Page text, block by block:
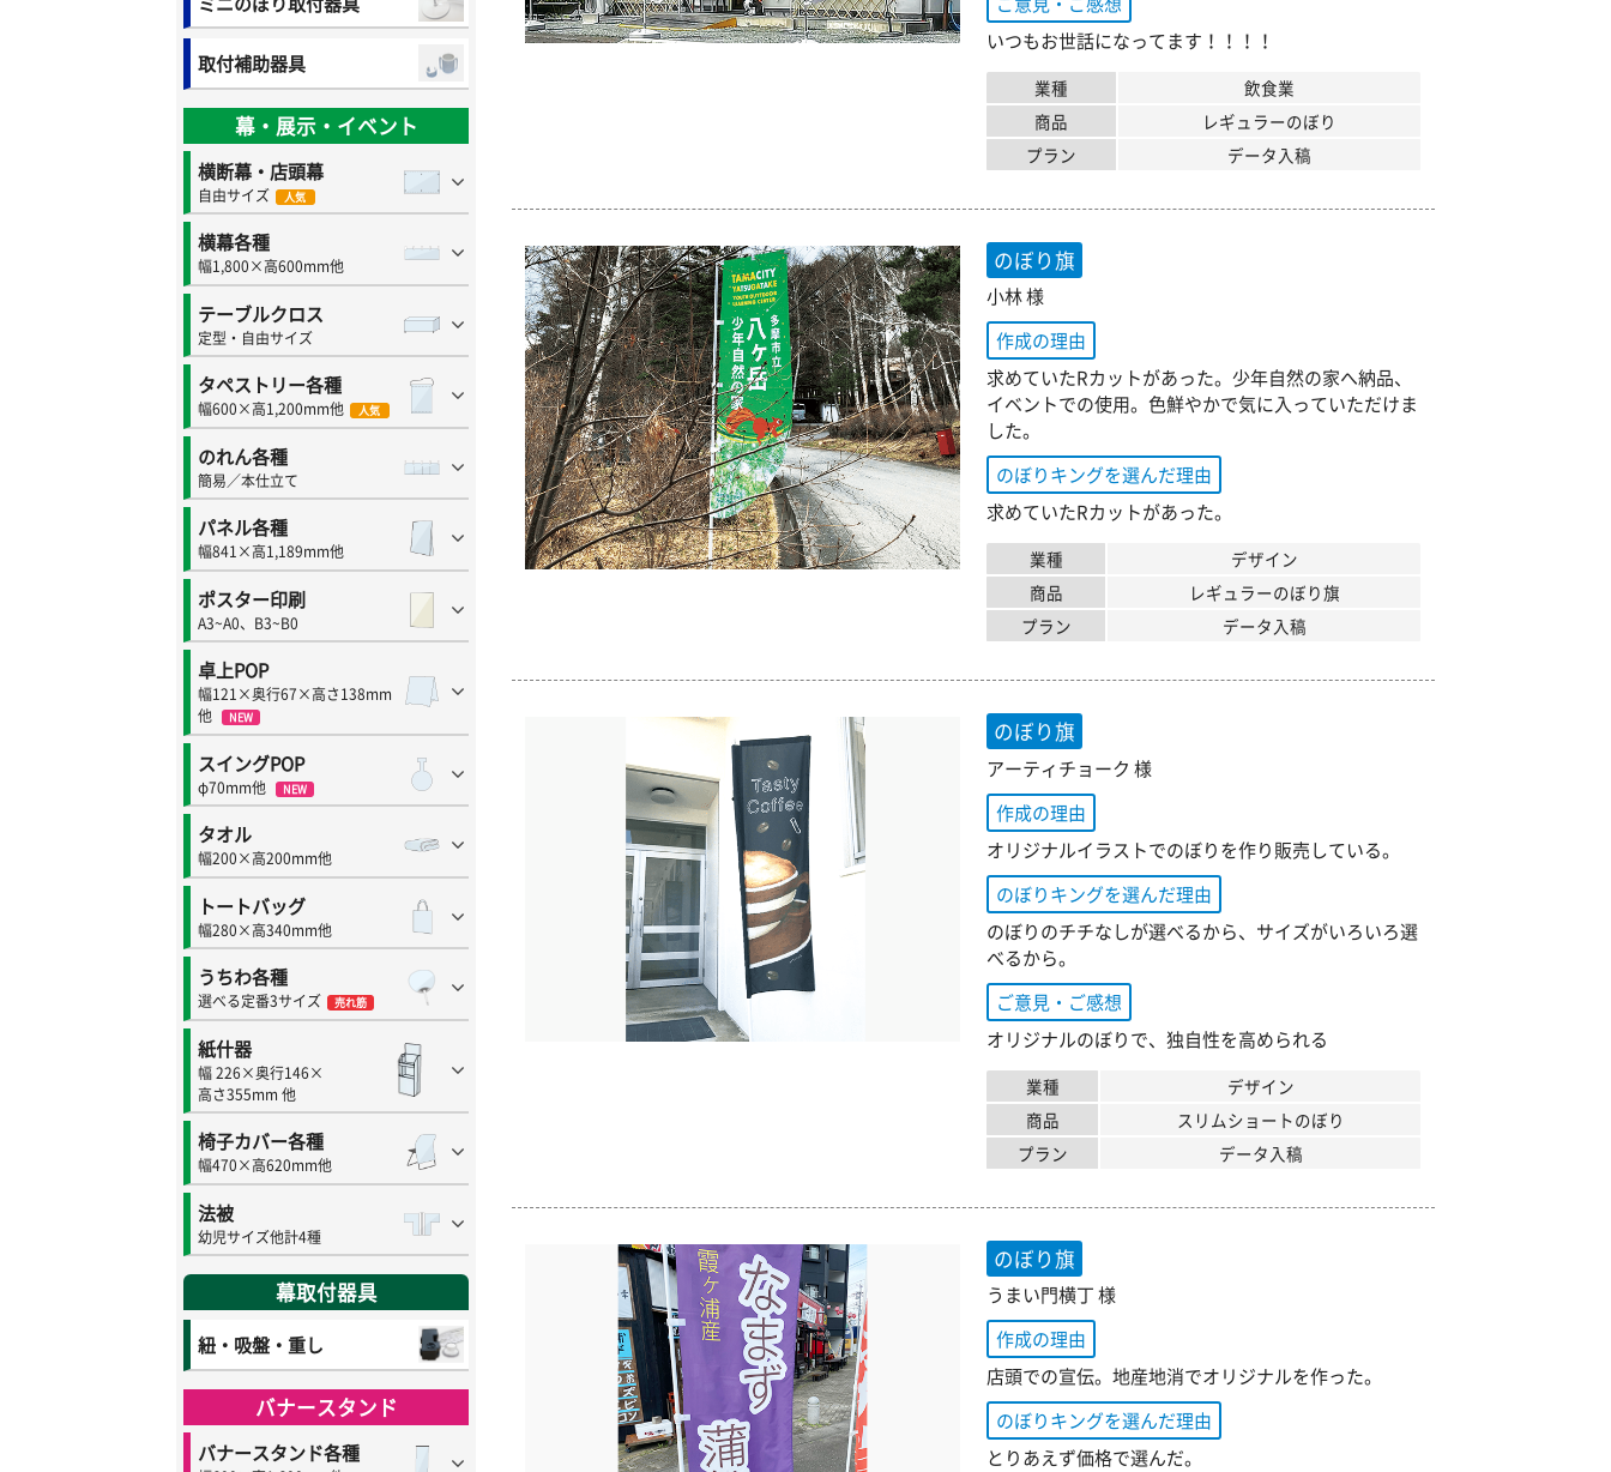
取付補助器具
幕・展示・イベント
横断幕・店頭幕
自由サイズ 人気
横幕各種
幅1,800×高600mm他
テーブルクロス
定型・自由サイズ
タペストリー各種
幅600×高1,200mm他 人気
のれん各種
簡易／本仕立て
パネル各種
幅841×高1,189mm他
ポスター印刷
A3~A0、B3~B0
卓上POP
幅121×奥行67×高さ138mm
他
NEW
スイングPOP
φ70mm他 NEW
タオル
幅200×高200mm他
トートバッグ
幅280×高340mm他
うちわ各種
選べる定番3サイズ 売れ筋
紙什器
幅 226×奥行146×
高さ355mm 他
椅子カバー各種
幅470×高620mm他
法被
幼児サイズ他計4種
幕取付器具
紐・吸盤・重し
バナースタンド
バナースタンド各種
いつもお世話になってます！！！！
業種
飲食業
商品
レギュラーのぼり
プラン
データ入稿
のぼり旗
小林 様
作成の理由
求めていたRカットがあった。少年自然の家へ納品、
イベントでの使用。色鮮やかで気に入っていただけま
した。
のぼりキングを選んだ理由
求めていたRカットがあった。
業種
デザイン
商品
レギュラーのぼり旗
プラン
データ入稿
のぼり旗
アーティチョーク 様
作成の理由
オリジナルイラストでのぼりを作り販売している。
のぼりキングを選んだ理由
のぼりのチチなしが選べるから、サイズがいろいろ選
べるから。
ご意見・ご感想
オリジナルのぼりで、独自性を高められる
業種
デザイン
商品
スリムショートのぼり
プラン
データ入稿
のぼり旗
うまい門横丁 様
作成の理由
店頭での宣伝。地産地消でオリジナルを作った。
のぼりキングを選んだ理由
とりあえず価格で選んだ。